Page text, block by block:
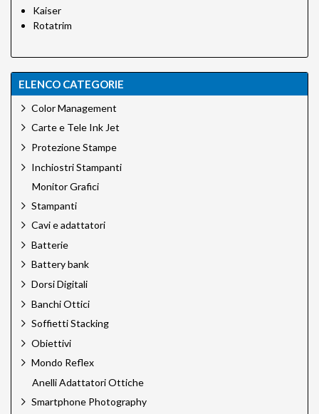
Kaiser
Rotatrim
ELENCO CATEGORIE
Color Management
Carte e Tele Ink Jet
Protezione Stampe
Inchiostri Stampanti
Monitor Grafici
Stampanti
Cavi e adattatori
Batterie
Battery bank
Dorsi Digitali
Banchi Ottici
Soffietti Stacking
Obiettivi
Mondo Reflex
Anelli Adattatori Ottiche
Smartphone Photography